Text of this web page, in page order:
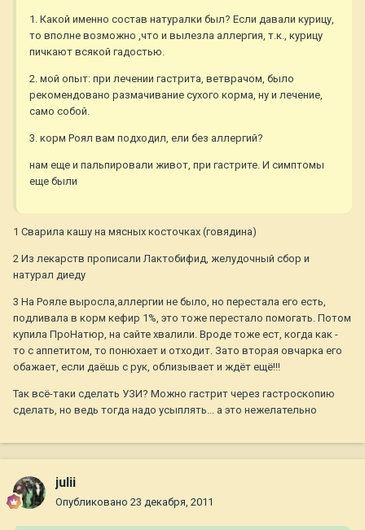
1. Какой именно состав натуралки был? Если давали курицу,
то вполне возможно ,что и вылезла аллергия, т.к., курицу
пичкают всякой гадостью.
2. мой опыт: при лечении гастрита, ветврачом, было
рекомендовано размачивание сухого корма, ну и лечение,
само собой.
3. корм Роял вам подходил, ели без аллергий?
нам еще и пальпировали живот, при гастрите. И симптомы
еще были
1 Сварила кашу на мясных косточках (говядина)
2 Из лекарств прописали Лактобифид, желудочный сбор и
натурал диеду
3 На Рояле выросла,аллергии не было, но перестала его есть,
подливала в корм кефир 1%, это тоже перестало помогать. Потом
купила ПроНатюр, на сайте хвалили. Вроде тоже ест, когда как -
то с аппетитом, то понюхает и отходит. Зато вторая овчарка его
обажает, если даёшь с рук, облизывает и ждёт ещё!!!
Так всё-таки сделать УЗИ? Можно гастрит через гастроскопию
сделать, но ведь тогда надо усыплять... а это нежелательно
julii
Опубликовано 23 декабря, 2011